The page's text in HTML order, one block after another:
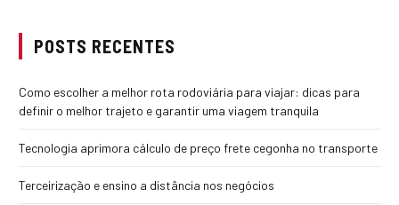
POSTS RECENTES
Como escolher a melhor rota rodoviária para viajar: dicas para
definir o melhor trajeto e garantir uma viagem tranquila
Tecnologia aprimora cálculo de preço frete cegonha no transporte
Terceirização e ensino a distância nos negócios